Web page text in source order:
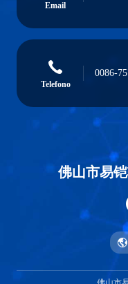
Email
Telefono
0086-
佛山市易